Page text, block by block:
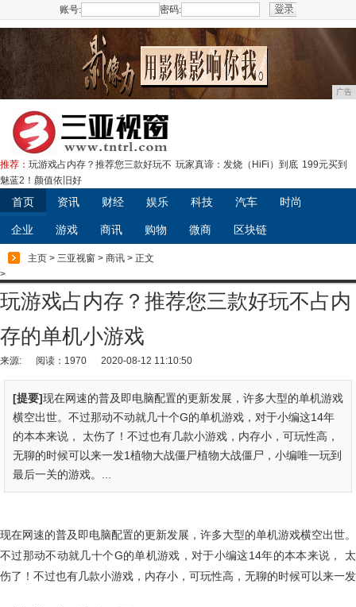
账号: 密码:
广告
推荐： 玩游戏占内存？推荐您三款好玩不 玩家真谛：发烧（HiFi）到底 199元买到
魅蓝2！颜值依旧好
首页 资讯 财经 娱乐 科技 汽车 时尚
企业 游戏 商讯 购物 微商 区块链
主页 > 三亚视窗 > 商讯 > 正文
>
玩游戏占内存？推荐您三款好玩不占内
存的单机小游戏
来源: 阅读：1970 2020-08-12 11:10:50
[提要]现在网速的普及即电脑配置的更新发展，许多大型的单机游戏
横空出世。不过那动不动就几十个G的单机游戏，对于小编这14年
的本本来说， 太伤了！不过也有几款小游戏，内存小，可玩性高，
无聊的时候可以来一发1植物大战僵尸植物大战僵尸，小编唯一玩到
最后一关的游戏。...
现在网速的普及即电脑配置的更新发展，许多大型的单机游戏横空出世。
不过那动不动就几十个G的单机游戏，对于小编这14年的本本来说， 太
伤了！不过也有几款小游戏，内存小，可玩性高，无聊的时候可以来一发